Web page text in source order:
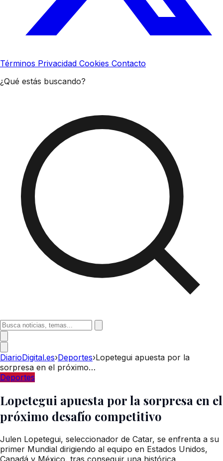
Términos Privacidad Cookies Contacto
¿Qué estás buscando?
DiarioDigital.es›Deportes›Lopetegui apuesta por la
sorpresa en el próximo…
Deportes
Lopetegui apuesta por la sorpresa en el
próximo desafío competitivo
Julen Lopetegui, seleccionador de Catar, se enfrenta a su
primer Mundial dirigiendo al equipo en Estados Unidos,
Canadá y México, tras conseguir una histórica